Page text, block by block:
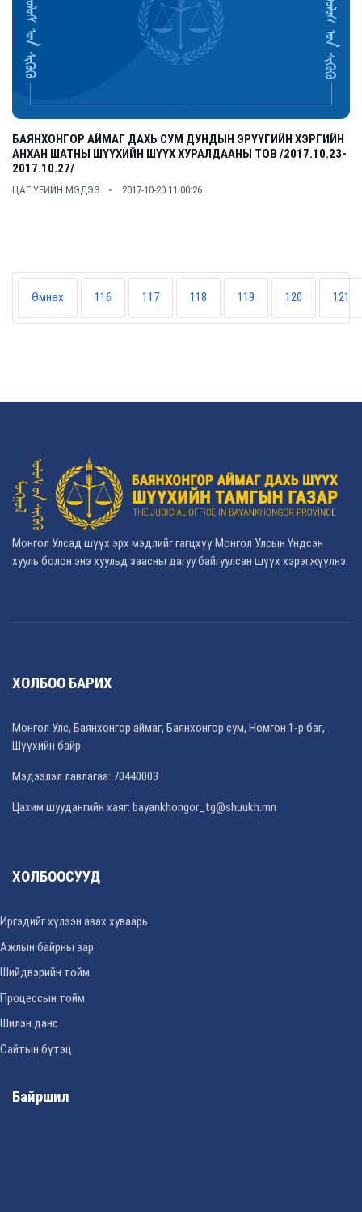
БАЯНХОНГОР АЙМАГ ДАХЬ СУМ ДУНДЫН ЭРҮҮГИЙН ХЭРГИЙН
АНХАН ШАТНЫ ШҮҮХИЙН ШҮҮХ ХУРАЛДААНЫ ТОВ /2017.10.23-
2017.10.27/
ЦАГ ҮЕИЙН МЭДЭЭ 2017-10-20 11:00:26
Өмнөх 116 117 118 119 120 121
Монгол Улсад шүүх эрх мэдлийг гагцхүү Монгол Улсын Үндсэн
хууль болон энэ хуульд заасны дагуу байгуулсан шүүх хэрэгжүүлнэ.
ХОЛБОО БАРИХ
Монгол Улс, Баянхонгор аймаг, Баянхонгор сум, Номгон 1-р баг,
Шүүхийн байр
Мэдээлэл лавлагаа: 70440003
Цахим шуудангийн хаяг: bayankhongor_tg@shuukh.mn
ХОЛБООСУУД
Иргэдийг хүлээн авах хуваарь
Ажлын байрны зар
Шийдвэрийн тойм
Процессын тойм
Шилэн данс
Сайтын бүтэц
Байршил